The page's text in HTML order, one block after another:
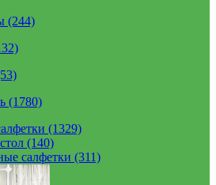
(244)
(1780)
(1329)
(140)
салфетки (311)